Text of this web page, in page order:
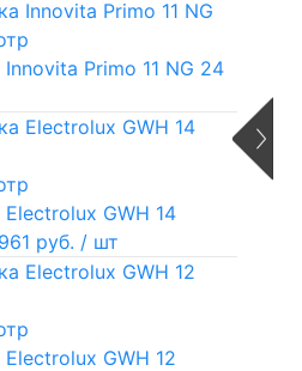
Primo 11 NG 24
Electrolux GWH 14
руб. / шт
GWH 12